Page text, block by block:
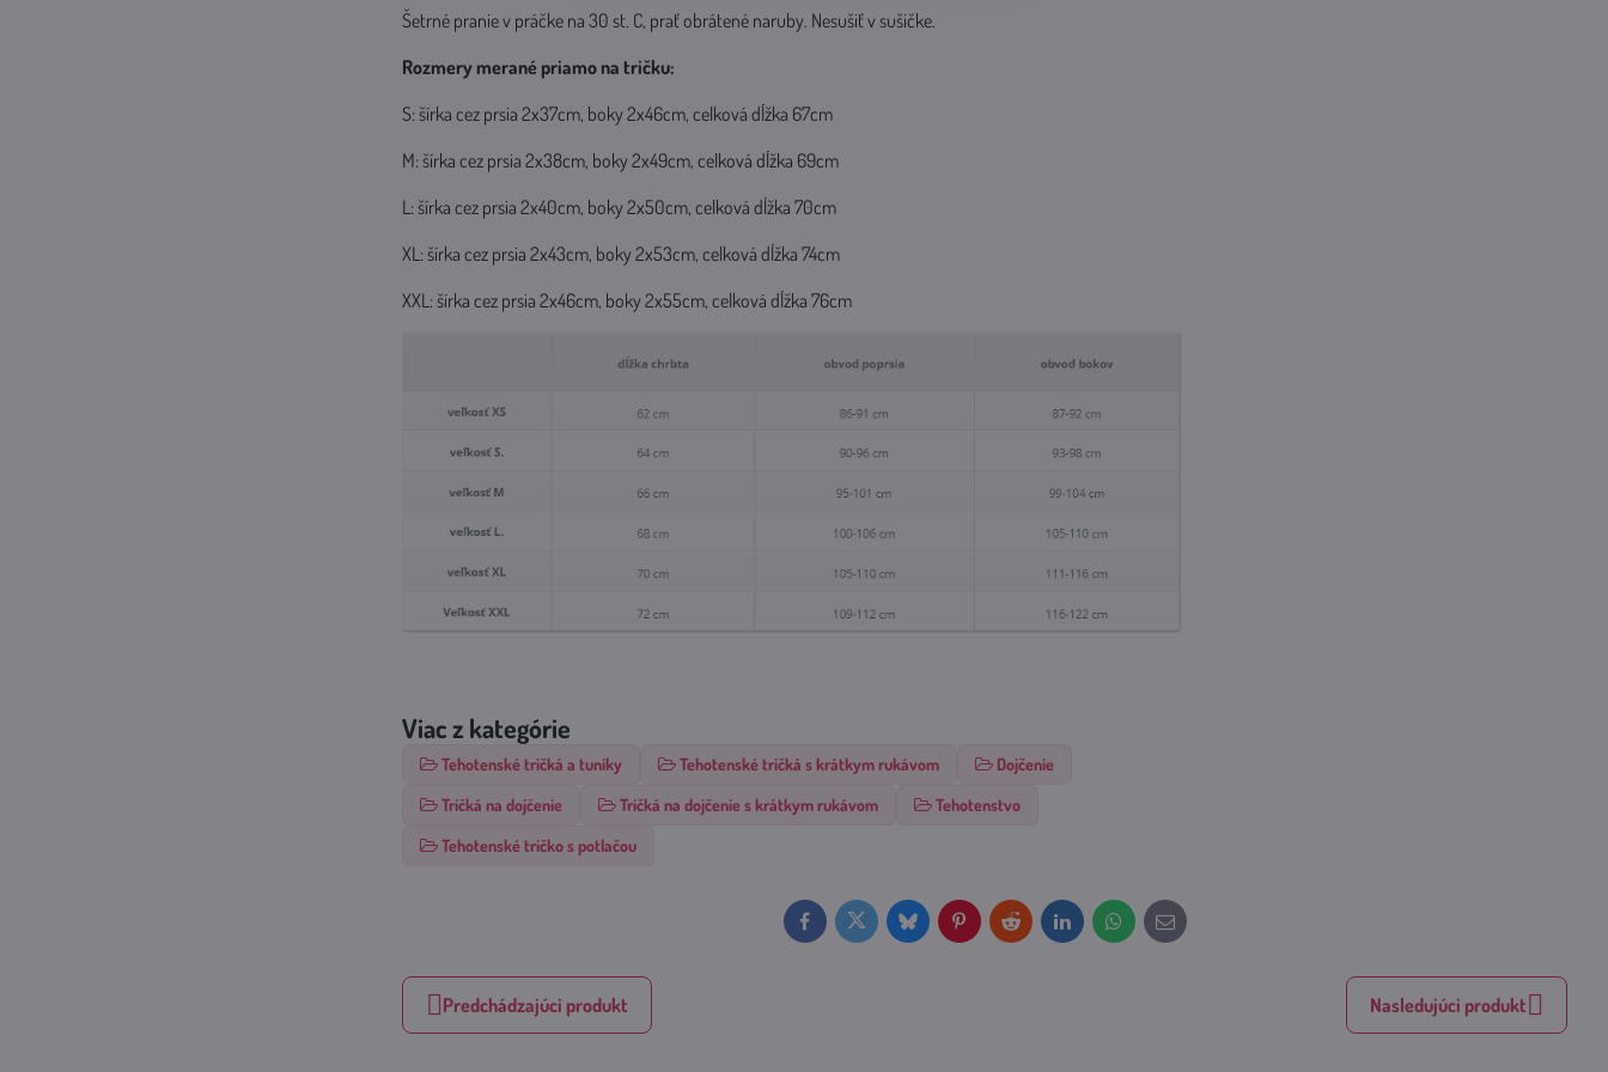
Šetrné pranie v práčke na 30 st. C, prať obrátené naruby. Nesušiť v sušičke.
Rozmery merané priamo na tričku:
S: šírka cez prsia 2x37cm, boky 2x46cm, celková dĺžka 67cm
M: šírka cez prsia 2x38cm, boky 2x49cm, celková dĺžka 69cm
L: šírka cez prsia 2x40cm, boky 2x50cm, celková dĺžka 70cm
XL: šírka cez prsia 2x43cm, boky 2x53cm, celková dĺžka 74cm
XXL: šírka cez prsia 2x46cm, boky 2x55cm, celková dĺžka 76cm
Viac z kategórie
Tehotenské tričká a tuniky Tehotenské tričká s krátkym rukávom
Dojčenie
Tričká na dojčenie
Tričká na dojčenie s krátkym rukávom
Tehotenstvo
Tehotenské tričko s potlačou
FacebookTwitterBlueskyPinterestReddit LinkedInWhatsApp
E-
mail
Predchádzajúci produkt Nasledujúci produkt